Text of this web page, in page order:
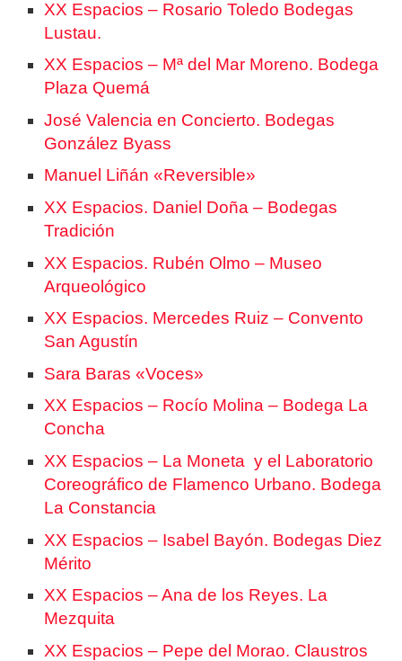
XX Espacios – Rosario Toledo Bodegas
Lustau.
XX Espacios – Mª del Mar Moreno. Bodega
Plaza Quemá
José Valencia en Concierto. Bodegas
González Byass
Manuel Liñán «Reversible»
XX Espacios. Daniel Doña – Bodegas
Tradición
XX Espacios. Rubén Olmo – Museo
Arqueológico
XX Espacios. Mercedes Ruiz – Convento
San Agustín
Sara Baras «Voces»
XX Espacios – Rocío Molina – Bodega La
Concha
XX Espacios – La Moneta y el Laboratorio
Coreográfico de Flamenco Urbano. Bodega
La Constancia
XX Espacios – Isabel Bayón. Bodegas Diez
Mérito
XX Espacios – Ana de los Reyes. La
Mezquita
XX Espacios – Pepe del Morao. Claustros